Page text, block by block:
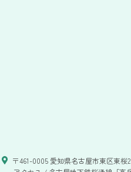
〒461-0005 愛知県名古屋市東区東桜